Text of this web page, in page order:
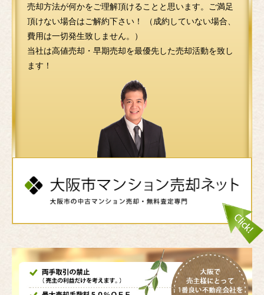
売却方法が何かをご理解頂けることと思います。ご満足
頂けない場合はご解約下さい！ （成約していない場合、
費用は一切発生致しません。）
当社は高値売却・早期売却を最優先した売却活動を致し
ます！